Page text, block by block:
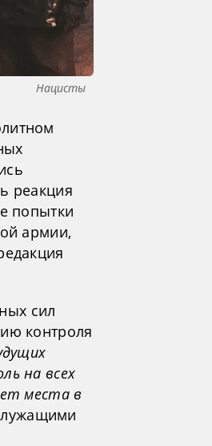
Нацисты
реакция
попытки
армии,
сил
контроля
на всех
места в